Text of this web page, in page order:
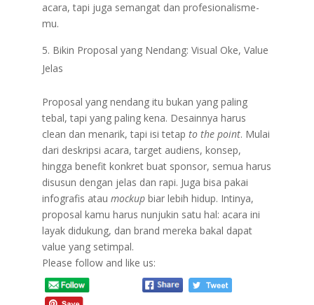
acara, tapi juga semangat dan profesionalisme-
mu.
Bikin Proposal yang Nendang: Visual Oke, Value
Jelas
Proposal yang nendang itu bukan yang paling
tebal, tapi yang paling kena. Desainnya harus
clean dan menarik, tapi isi tetap to the point. Mulai
dari deskripsi acara, target audiens, konsep,
hingga benefit konkret buat sponsor, semua harus
disusun dengan jelas dan rapi. Juga bisa pakai
infografis atau mockup biar lebih hidup. Intinya,
proposal kamu harus nunjukin satu hal: acara ini
layak didukung, dan brand mereka bakal dapat
value yang setimpal.
Please follow and like us: